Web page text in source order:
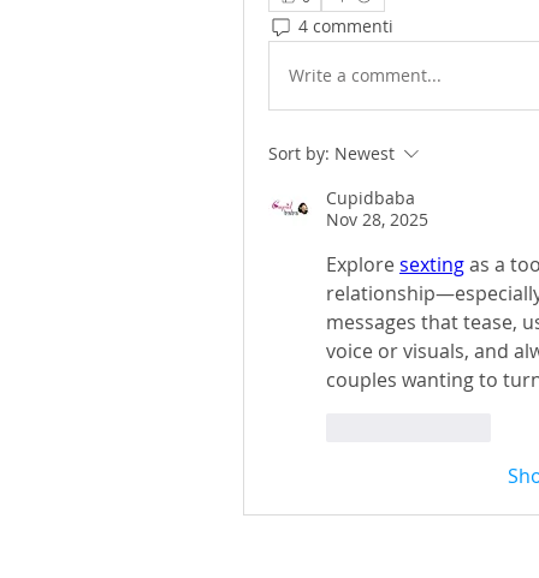
4 commenti
Write a comment...
Sort by: Newest
Cupidbaba
Nov 28, 2025
Explore sexting as a
messages that tease,
voice or visuals, and
couples wanting to